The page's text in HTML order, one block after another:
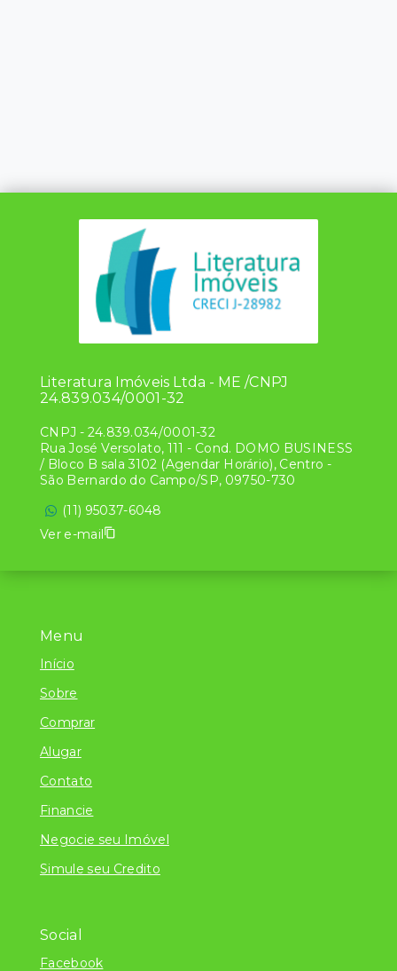
Menu
Início
Sobre
Comprar
Alugar
Contato
Financie
Negocie seu Imóvel
Simule seu Credito
Social
Facebook
Literatura Imóveis Ltda - ME /CNPJ
24.839.034/0001-32
CNPJ - 24.839.034/0001-32
Rua José Versolato, 111 - Cond. DOMO BUSINESS
/ Bloco B sala 3102 (Agendar Horário), Centro -
São Bernardo do Campo/SP, 09750-730
(11) 95037-6048
Ver e-mail